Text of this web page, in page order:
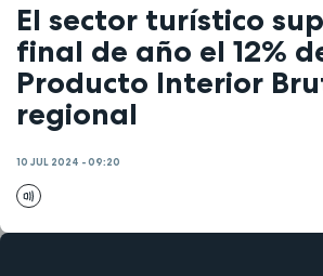
El sector turístico
final de año el 12%
Producto Interior
regional
10 JUL 2024 - 09:20